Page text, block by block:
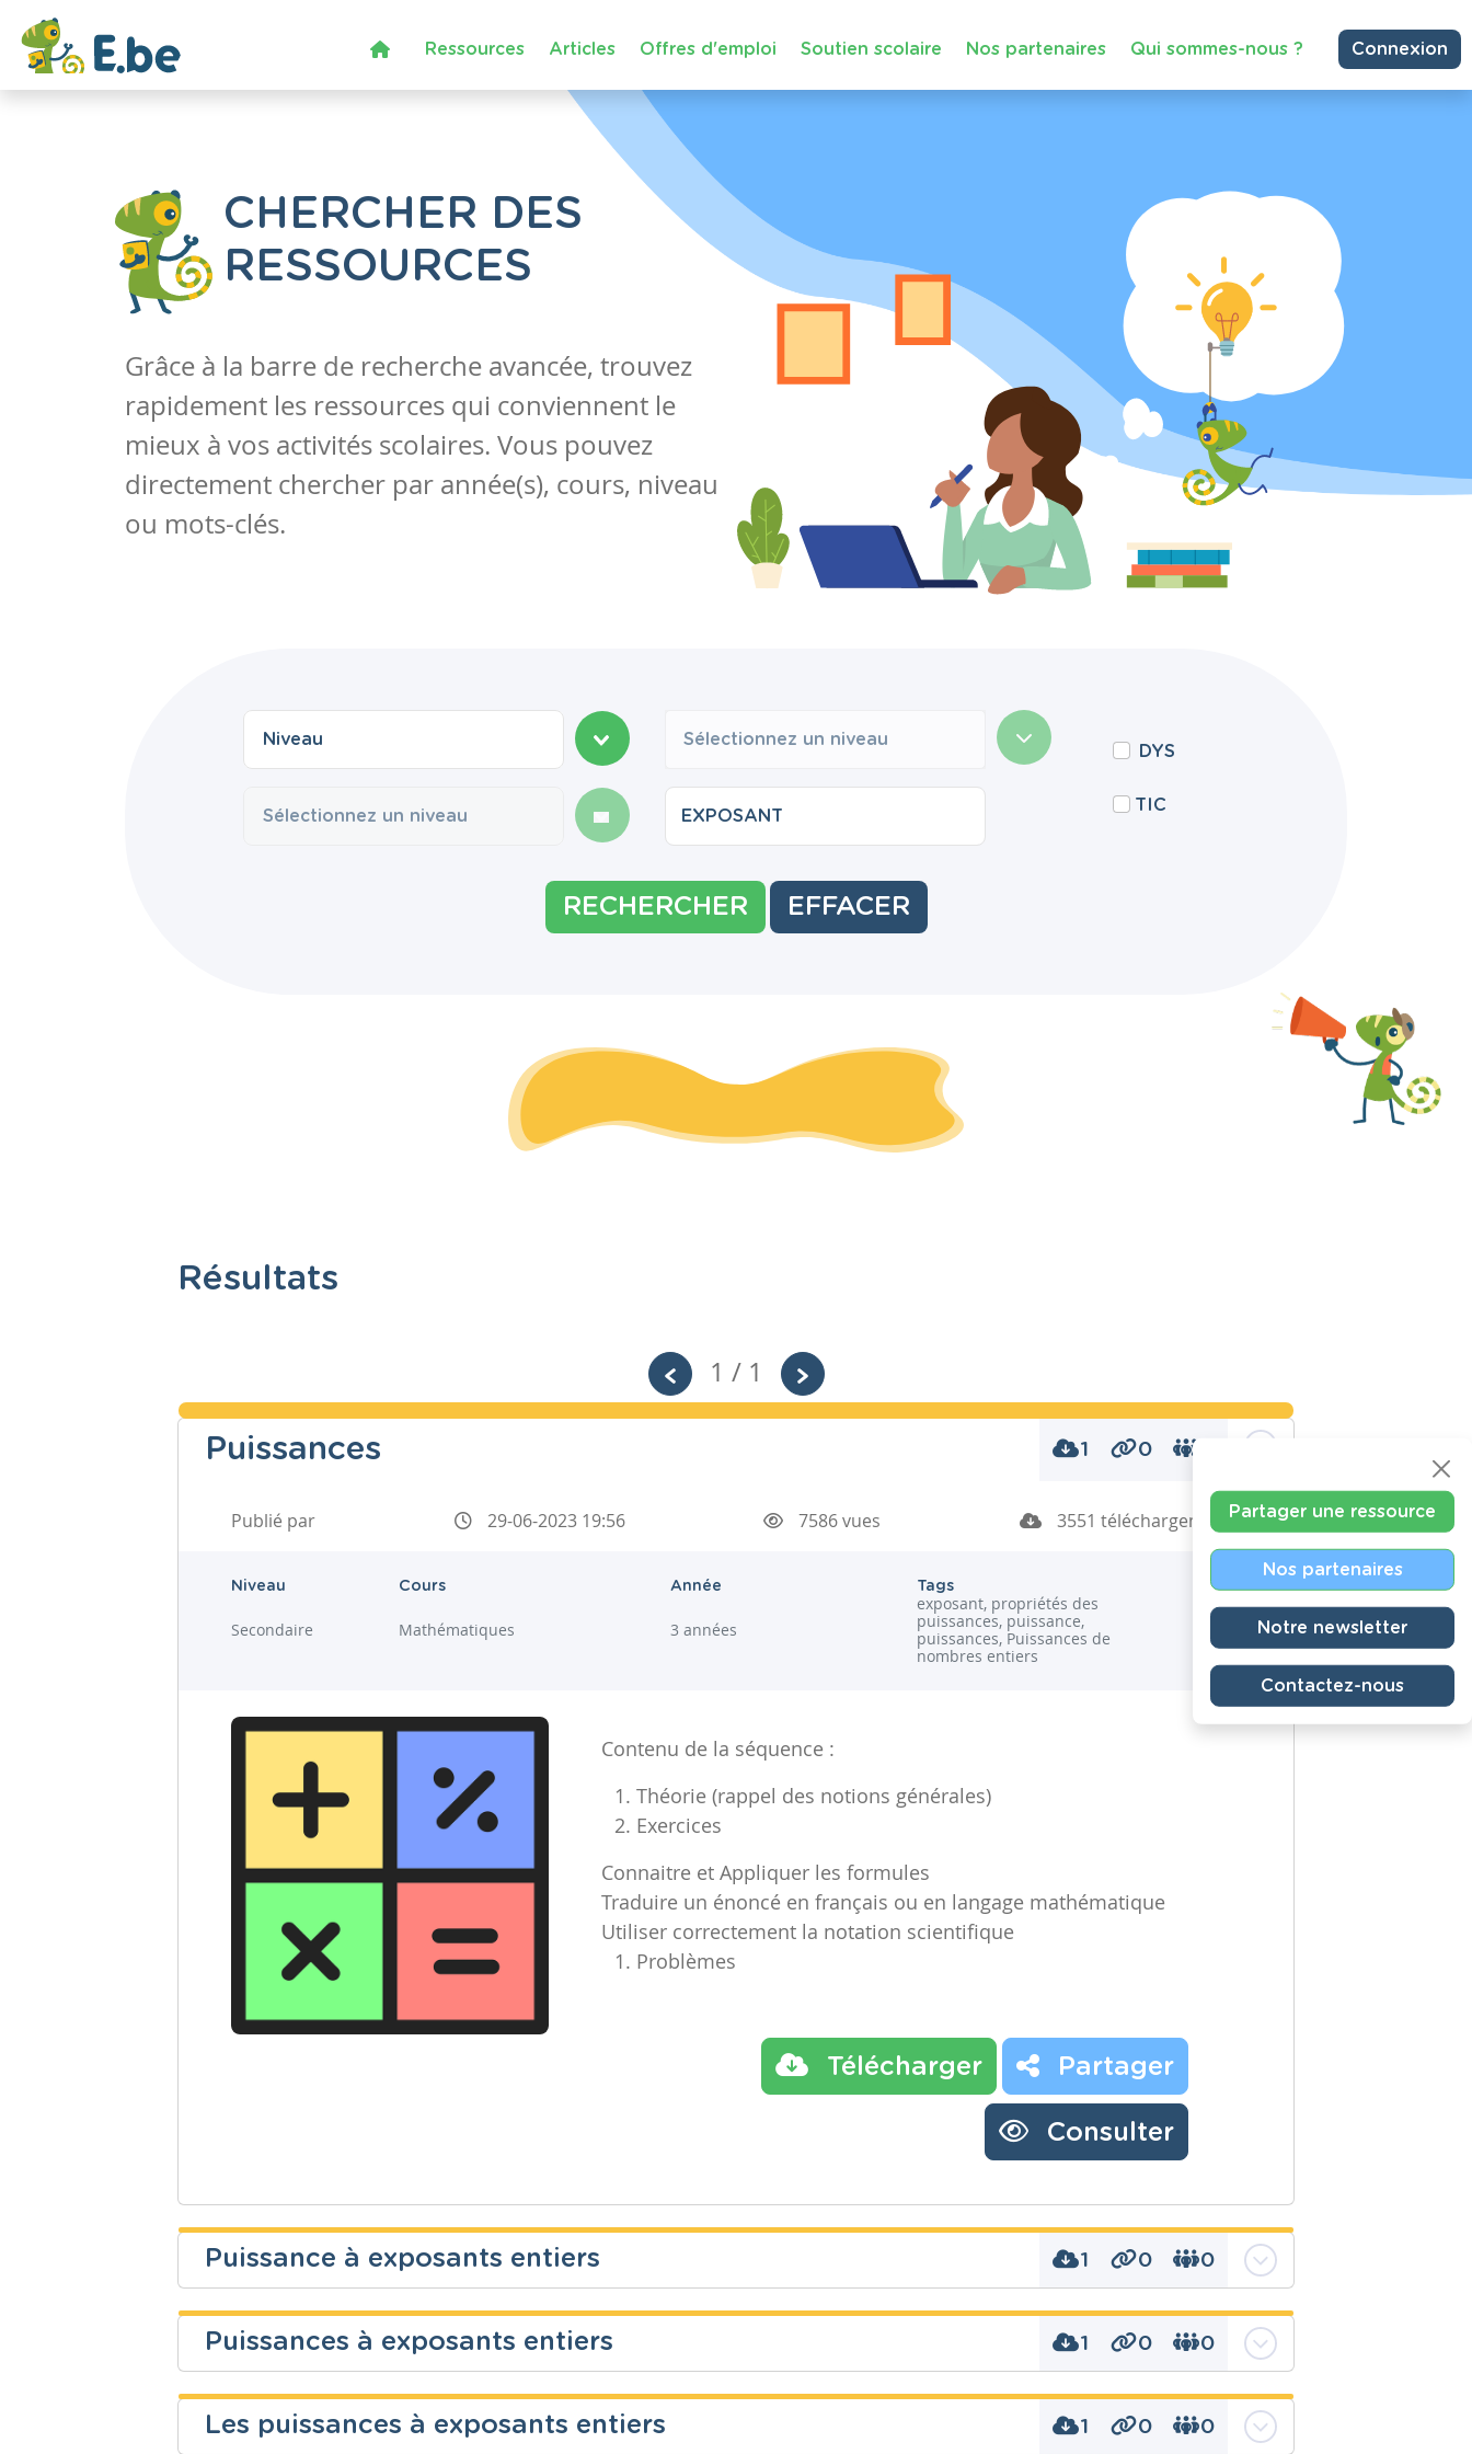
Ressources Articles Offres d'emploi Soutien scolaire Nos partenaires Qui sommes-nous ? Connexion
CHERCHER DES
RESSOURCES
Grâce à la barre de recherche avancée, trouvez
rapidement les ressources qui conviennent le
mieux à vos activités scolaires. Vous pouvez
directement chercher par année(s), cours, niveau
ou mots-clés.
Sélectionnez un niveau
DYS
TIC
RECHERCHER EFFACER
Résultats
1 / 1
Puissances 1 0
Publié par 29-06-2023 19:56 7586 vues 3551 téléchargements
Niveau
Secondaire
Cours
Mathématiques
Année
3 années
Tags
exposant, propriétés des
puissances, puissance,
puissances, Puissances de
nombres entiers
Contenu de la séquence :
Théorie (rappel des notions générales)
Exercices
Connaitre et Appliquer les formules
Traduire un énoncé en français ou en langage mathématique
Utiliser correctement la notation scientifique
Problèmes
Télécharger Partager
Consulter
Puissance à exposants entiers 1 0 0
Secondaire Mathématiques
année
puissance, puissances
Puissances à exposants entiers 1 0 0
Les puissances à exposants entiers 1 0 0
Partager une ressource
Nos partenaires
Notre newsletter
Contactez-nous